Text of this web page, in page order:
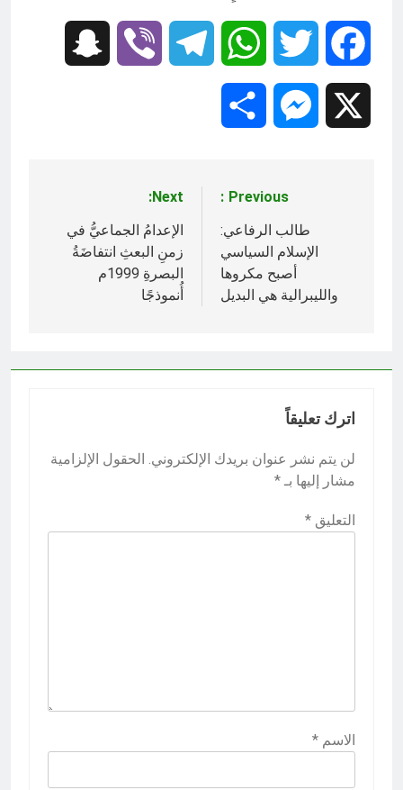
Facebook
Twitter
WhatsApp
Telegram
Viber
Messenger
المقالات
Previous:
طالب الرفاعي:
الإسلام السياسي
أصبح مكروها
والليبرالية هي البديل
Next:
الإعدامُ الجماعيُّ في
زمنِ البعثِ انتفاضَةُ
البصرةِ 1999م
أُنموذجًا
اترك تعليقاً
لن يتم نشر عنوان بريدك الإلكتروني. الحقول الإلزامية
مشار إليها بـ *
التعليق *
الاسم *